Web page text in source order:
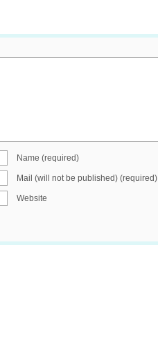
Name (required)
Mail (will not be published) (required)
Website